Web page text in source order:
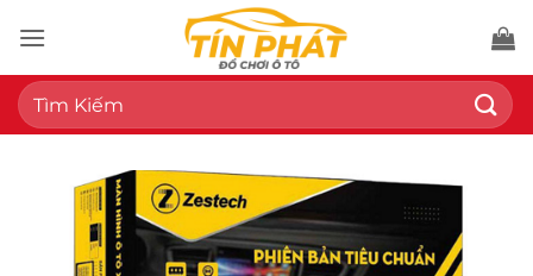
qua
nội
dung
Tìm
kiếm: